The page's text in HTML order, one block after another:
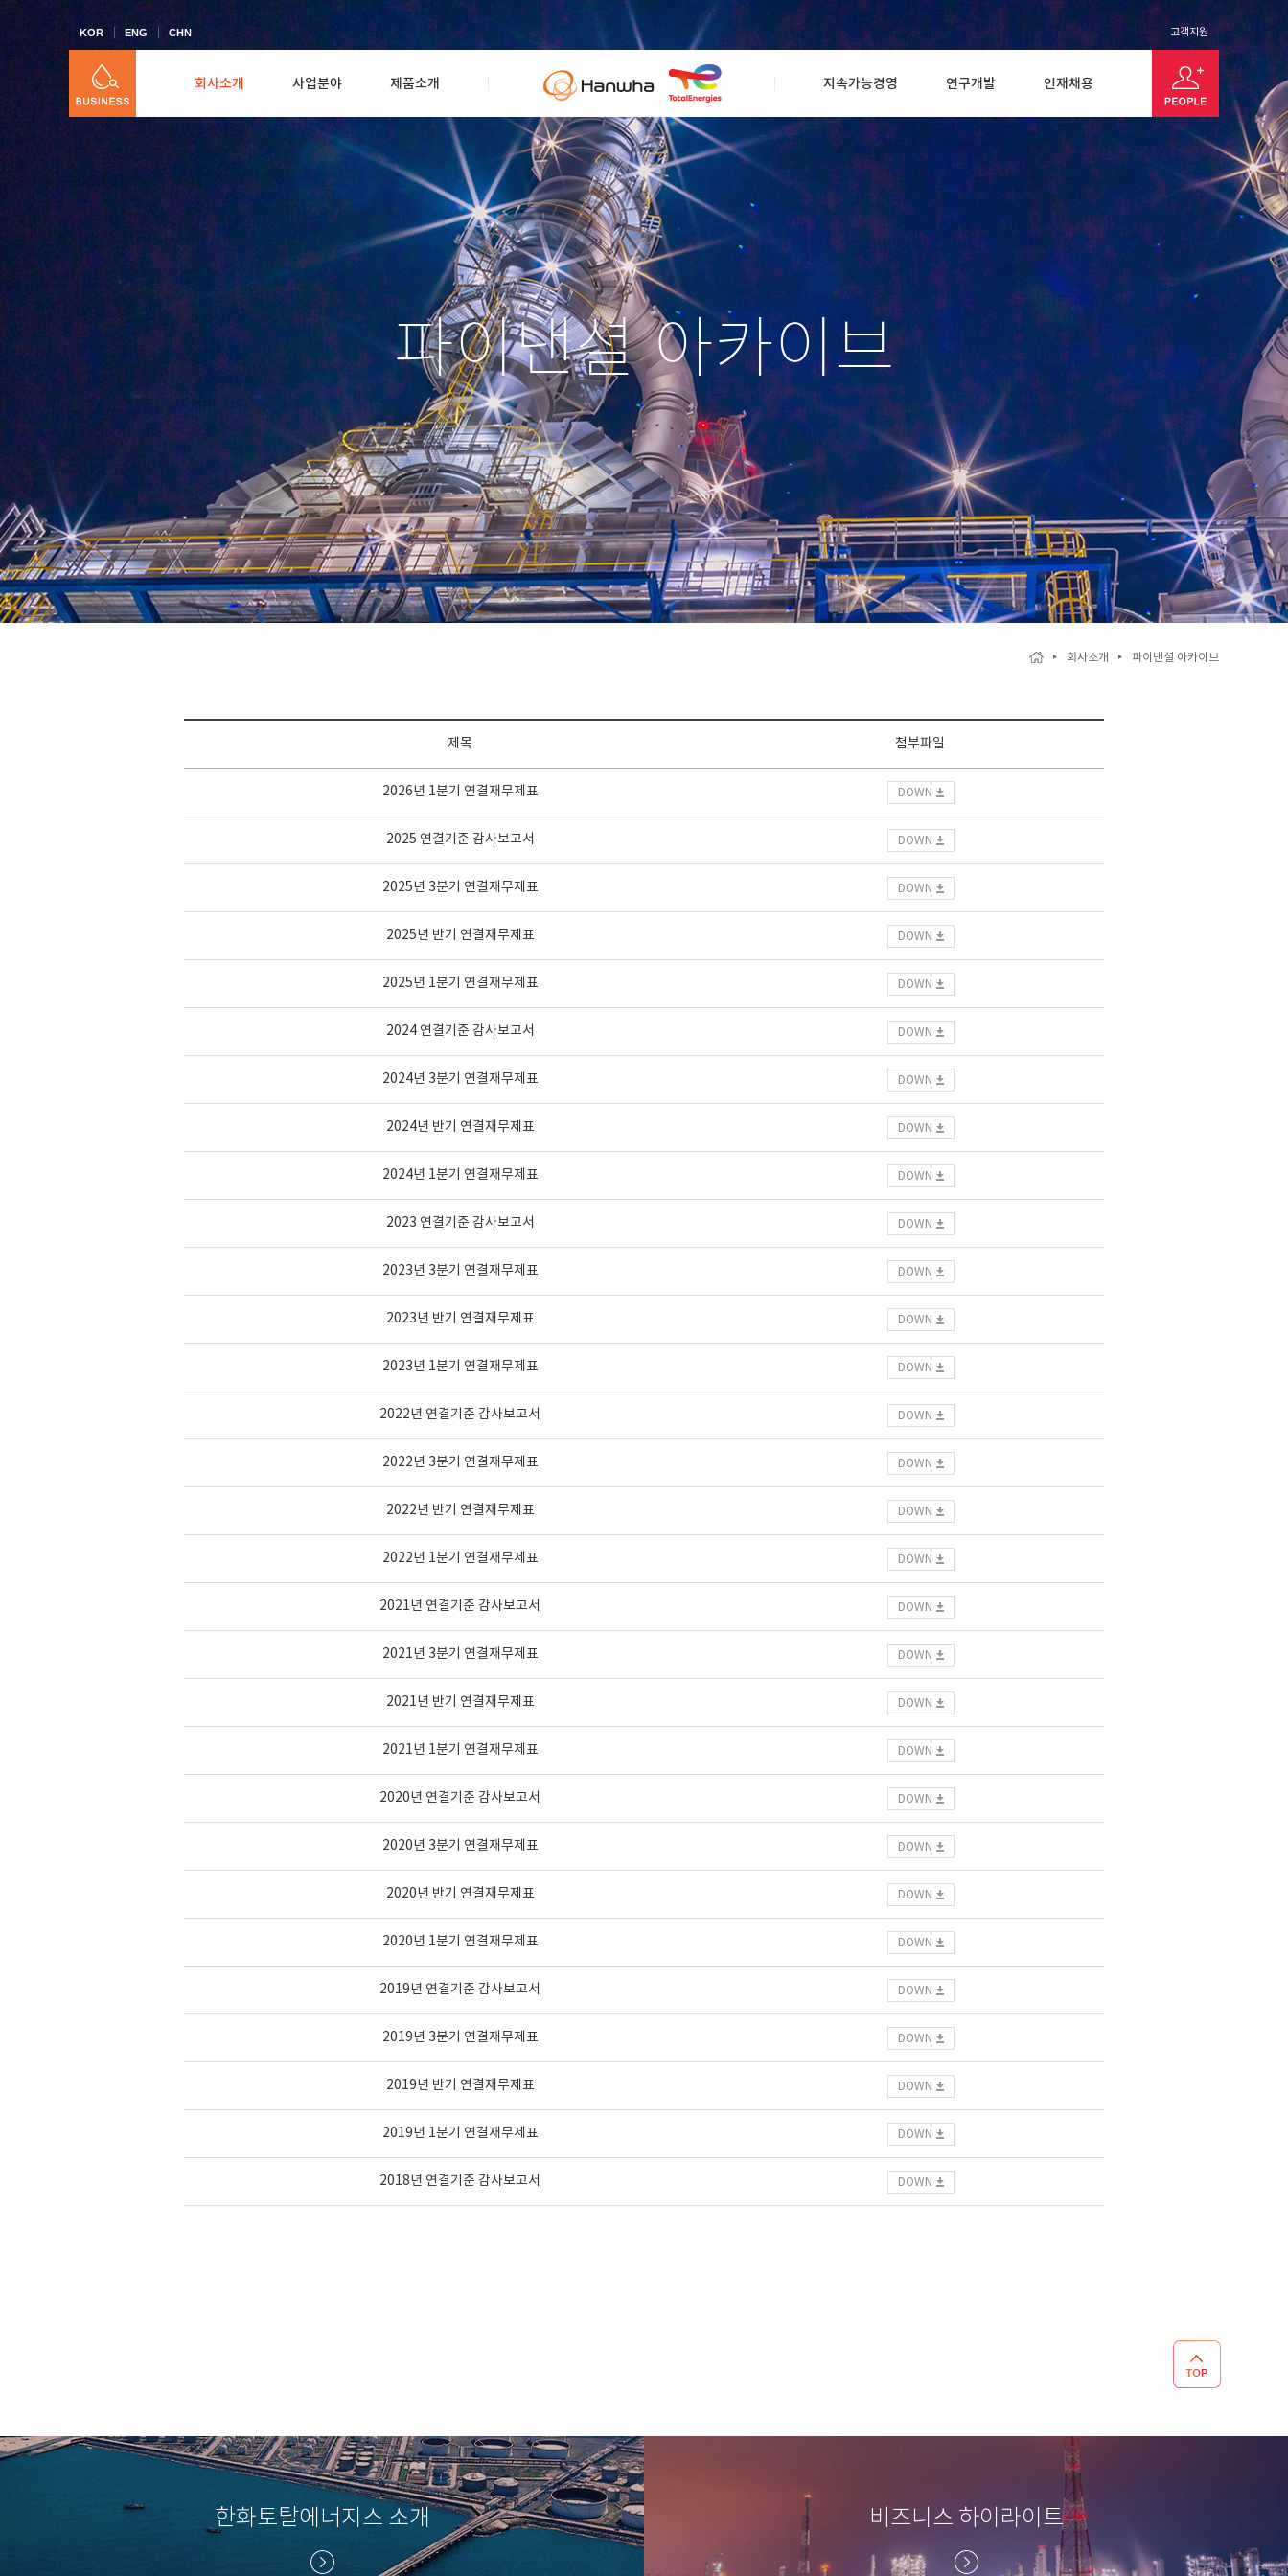
KOR ENG CHN 고객지원
회사소개 사업분야 제품소개 지속가능경영 연구개발 인재채용
파이낸셜 아카이브
회사소개 파이낸셜 아카이브
제목 첨부파일
2026년 1분기 연결재무제표 DOWN
2025 연결기준 감사보고서 DOWN
2025년 3분기 연결재무제표 DOWN
2025년 반기 연결재무제표 DOWN
2025년 1분기 연결재무제표 DOWN
2024 연결기준 감사보고서 DOWN
2024년 3분기 연결재무제표 DOWN
2024년 반기 연결재무제표 DOWN
2024년 1분기 연결재무제표 DOWN
2023 연결기준 감사보고서 DOWN
2023년 3분기 연결재무제표 DOWN
2023년 반기 연결재무제표 DOWN
2023년 1분기 연결재무제표 DOWN
2022년 연결기준 감사보고서 DOWN
2022년 3분기 연결재무제표 DOWN
2022년 반기 연결재무제표 DOWN
2022년 1분기 연결재무제표 DOWN
2021년 연결기준 감사보고서 DOWN
2021년 3분기 연결재무제표 DOWN
2021년 반기 연결재무제표 DOWN
2021년 1분기 연결재무제표 DOWN
2020년 연결기준 감사보고서 DOWN
2020년 3분기 연결재무제표 DOWN
2020년 반기 연결재무제표 DOWN
2020년 1분기 연결재무제표 DOWN
2019년 연결기준 감사보고서 DOWN
2019년 3분기 연결재무제표 DOWN
2019년 반기 연결재무제표 DOWN
2019년 1분기 연결재무제표 DOWN
2018년 연결기준 감사보고서 DOWN
한화토탈에너지스 소개 비즈니스 하이라이트